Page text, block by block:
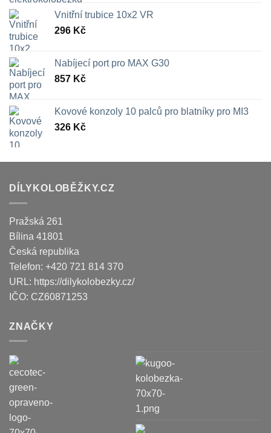
Vnitřní trubice 10x2 VR
296 Kč
Nabíjecí port pro MAX G30
857 Kč
Kovové konzoly 10 palců pro blatníky pro MI3
326 Kč
DÍLYKOLOBĚŽKY.CZ
Pražská 261
Bílina 41801
Česká republika
Telefon: +420 721 814 370
URL: https://dilykolobezky.cz/
IČO: CZ60871253
ZNAČKY